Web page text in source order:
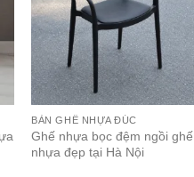
BÀN GHẾ NHỰA ĐÚC
Ghế nhựa bọc đệm ngồi ghế
nhựa đẹp tại Hà Nội